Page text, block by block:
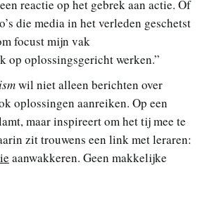
reactie op het gebrek aan actie. Of
die media in het verleden geschetst
focust mijn vak
op oplossingsgericht werken.”
wil niet alleen berichten over
oplossingen aanreiken. Op een
maar inspireert om het tij mee te
zit trouwens een link met leraren:
aanwakkeren. Geen makkelijke